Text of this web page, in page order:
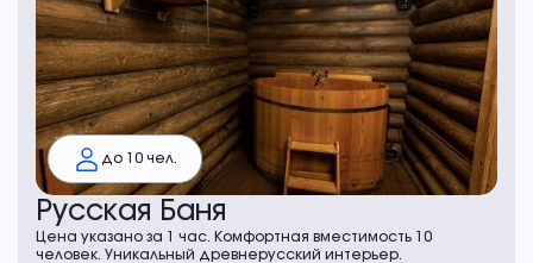
до 10 чел.
Русская Баня
Цена указано за 1 час. Комфортная вместимость 10
человек. Уникальный древнерусский интерьер.